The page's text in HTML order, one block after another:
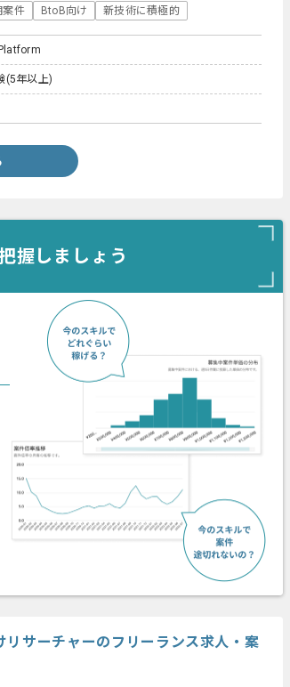
案件 BtoB向け 新技術に積極的
(5年以上)
握しましょう
サーチャーのフリーランス求人・案